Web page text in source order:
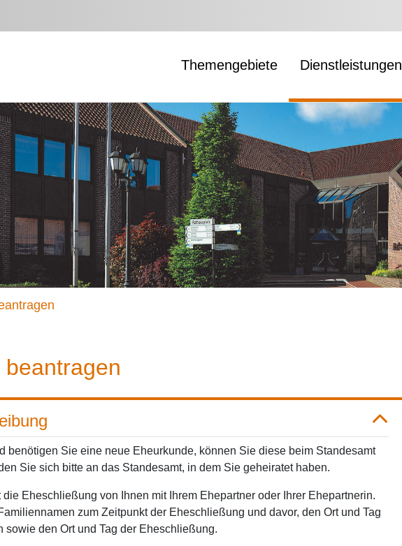
Themengebiete Dienstleistungen
benötigen Sie eine neue Eheurkunde, können Sie diese beim Standesamt
Sie sich bitte an das Standesamt, in dem Sie geheiratet haben.
Eheschließung von Ihnen mit Ihrem Ehepartner oder Ihrer Ehepartnerin.
zum Zeitpunkt der Eheschließung und davor, den Ort und Tag
sowie den Ort und Tag der Eheschließung.